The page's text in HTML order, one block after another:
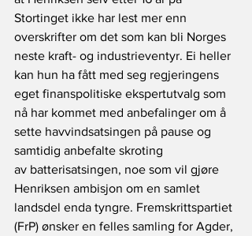
Stortinget ikke har lest mer enn
overskrifter om det som kan bli Norges
neste kraft- og industrieventyr. Ei heller
kan hun ha fått med seg regjeringens
eget finanspolitiske ekspertutvalg som
nå har kommet med anbefalinger om å
sette havvindsatsingen på pause og
samtidig anbefalte skroting
av batterisatsingen, noe som vil gjøre
Henriksen ambisjon om en samlet
landsdel enda tyngre. Fremskrittspartiet
(FrP) ønsker en felles samling for Agder,